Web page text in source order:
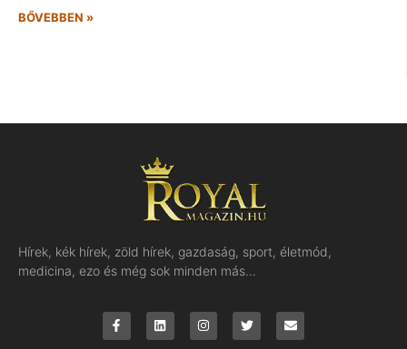
BŐVEBBEN »
Hírek, kék hírek, zöld hírek, gazdaság, sport, életmód,
medicina, ezo és még sok minden más…